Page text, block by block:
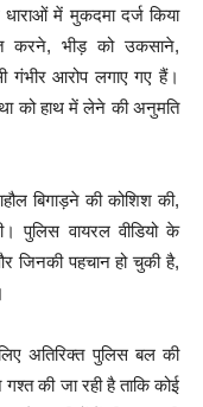
धाराओं में मुकदमा दर्ज किया
करने, भीड़ को उकसाने,
गंभीर आरोप लगाए गए हैं।
को हाथ में लेने की अनुमति
बिगाड़ने की कोशिश की,
पुलिस वायरल वीडियो के
जिनकी पहचान हो चुकी है,
अतिरिक्त पुलिस बल की
की जा रही है ताकि कोई